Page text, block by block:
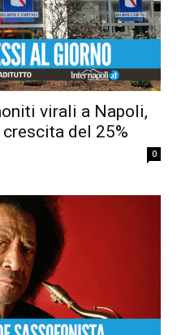
virali a Napoli,
del 25%
0